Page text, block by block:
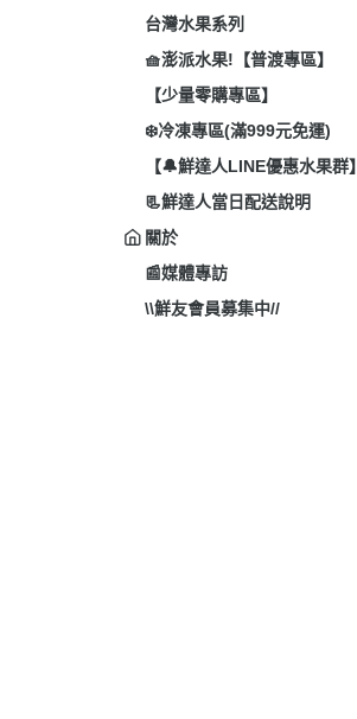
台灣水果系列
🧺澎派水果!【普渡專區】
【少量零購專區】
❄️冷凍專區(滿999元免運)
【🔔鮮達人LINE優惠水果群】
📃鮮達人當日配送說明
關於
📰媒體專訪
\\鮮友會員募集中//